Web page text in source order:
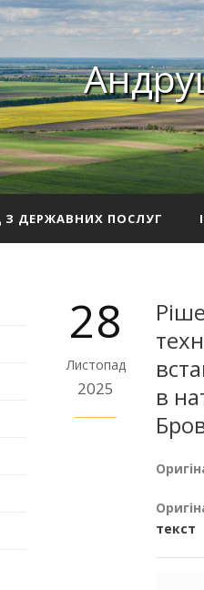
З ДЕРЖАВНИХ ПОСЛУГ
28
Листопад
2025
в
текст